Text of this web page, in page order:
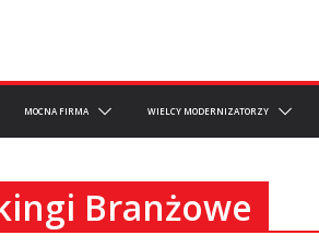
MOCNA FIRMA WIELCY MODERNIZATORZY
Branżowe